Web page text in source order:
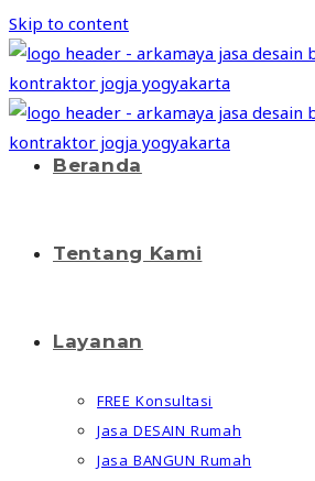
Skip to content
Beranda
Tentang Kami
Layanan
FREE Konsultasi
Jasa DESAIN Rumah
Jasa BANGUN Rumah